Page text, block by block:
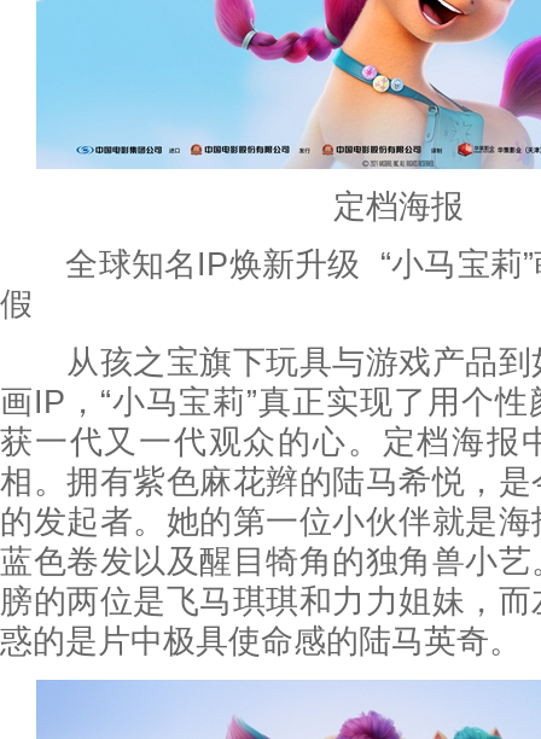
定档海报
全球知名IP焕新升级 “小马宝莉”
假
从孩之宝旗下玩具与游戏产品到
画IP，“小马宝莉”真正实现了用个
获一代又一代观众的心。定档海报
相。拥有紫色麻花辫的陆马希悦，
的发起者。她的第一位小伙伴就是
蓝色卷发以及醒目犄角的独角兽小
膀的两位是飞马琪琪和力力姐妹，
惑的是片中极具使命感的陆马英奇。